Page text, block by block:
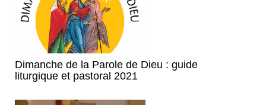
Dimanche de la Parole de Dieu : guide
liturgique et pastoral 2021